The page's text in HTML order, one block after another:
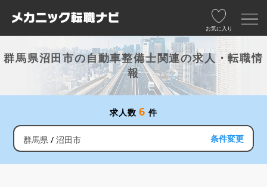
お気に入り
群馬県沼田市の自動車整備士関連の求人・転職情
報
求人数 6 件
群馬県 沼田市 条件変更